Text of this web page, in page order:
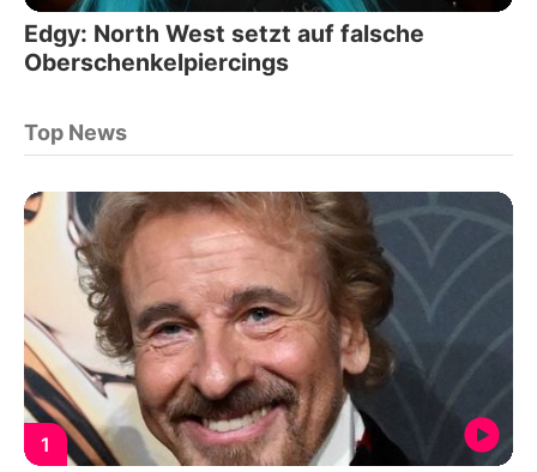
Edgy: North West setzt auf falsche
Oberschenkelpiercings
Top News
1